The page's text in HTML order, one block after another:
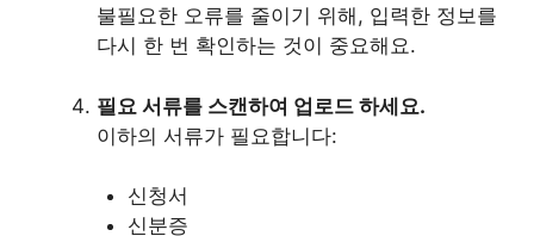
불필요한 오류를 줄이기 위해, 입력한 정보를
다시 한 번 확인하는 것이 중요해요.
필요 서류를 스캔하여 업로드 하세요.
이하의 서류가 필요합니다:
신청서
신분증